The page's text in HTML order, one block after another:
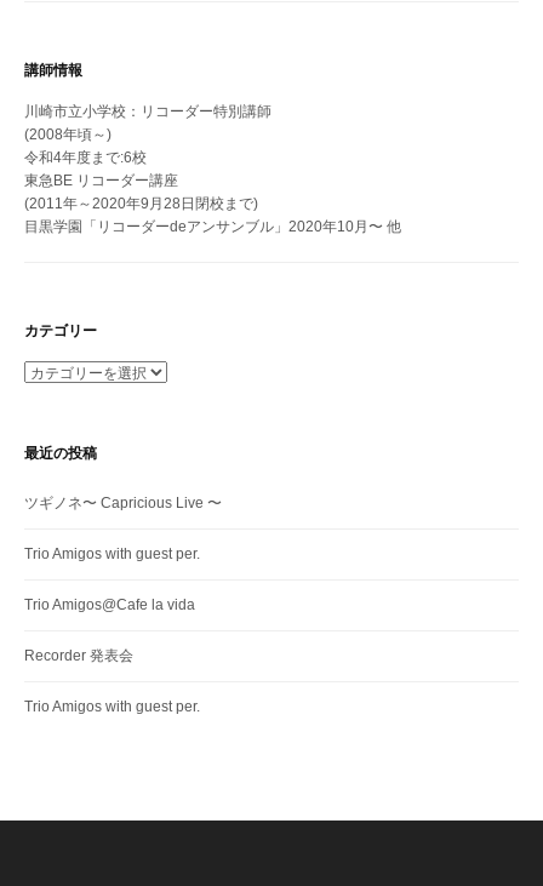
講師情報
川崎市立小学校：リコーダー特別講師
(2008年頃～)
令和4年度まで:6校
東急BE リコーダー講座
(2011年～2020年9月28日閉校まで)
目黒学園「リコーダーdeアンサンブル」2020年10月〜 他
カテゴリー
カ
ー
最近の投稿
ツギノネ〜 Capricious Live 〜
Trio Amigos with guest per.
Trio Amigos@Cafe la vida
Recorder 発表会
Trio Amigos with guest per.